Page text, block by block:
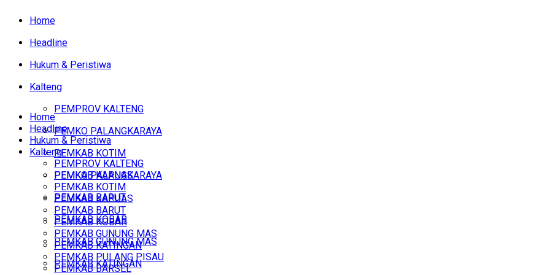
Home
Headline
Hukum & Peristiwa
Kalteng
PEMPROV KALTENG
PEMKO PALANGKARAYA
PEMKAB KOTIM
PEMKAB KAPUAS
PEMKAB BARUT
PEMKAB KOBAR
PEMKAB GUNUNG MAS
PEMKAB KATINGAN
Home
Headline
Hukum & Peristiwa
Kalteng
PEMPROV KALTENG
PEMKO PALANGKARAYA
PEMKAB KOTIM
PEMKAB KAPUAS
PEMKAB BARUT
PEMKAB KOBAR
PEMKAB GUNUNG MAS
PEMKAB KATINGAN
PEMKAB PULANG PISAU
PEMKAB BARSEL